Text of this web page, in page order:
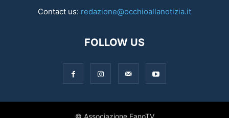
Contact us: redazione@occhioallanotizia.it
FOLLOW US
© Associazione FanoTV